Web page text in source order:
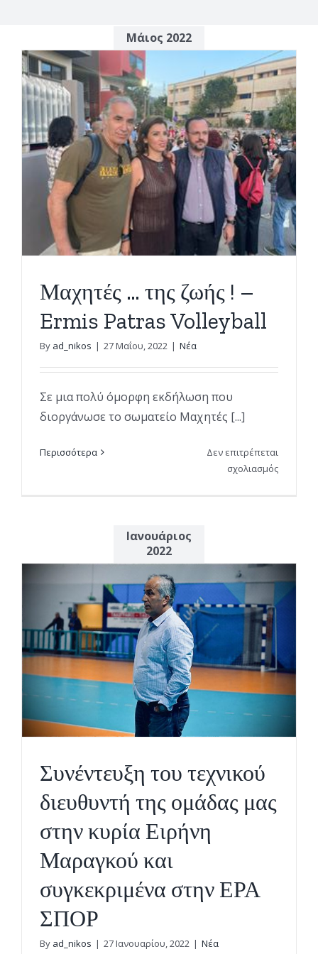
Μάιος 2022
Μαχητές … της ζωής ! –
Ermis Patras Volleyball
By ad_nikos | 27 Μαΐου, 2022 | Νέα
Σε μια πολύ όμορφη εκδήλωση που
διοργάνωσε το σωματείο Μαχητές [...]
Περισσότερα
Δεν επιτρέπεται
σχολιασμόςστο
–
Ermis
Patras
Ιανουάριος
2022
Συνέντευξη του τεχνικού
διευθυντή της ομάδας μας
στην κυρία Ειρήνη
Μαραγκού και
συγκεκριμένα στην ΕΡΑ
ΣΠΟΡ
By ad_nikos | 27 Ιανουαρίου, 2022 | Νέα